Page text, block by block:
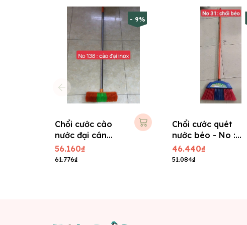
- 9%
Chổi cước cào
nước đại cán
Inox No : 138
56.160₫
61.776₫
Chổi cước quét
nước béo - No :
31
46.440₫
51.084₫